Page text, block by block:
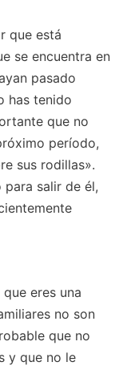
que está
se encuentra en
pasado
has tenido
que no
período,
sus rodillas».
salir de él,
eres una
no son
que no
y que no le